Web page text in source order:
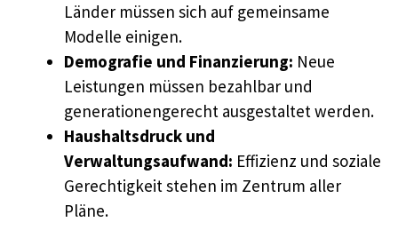
Länder müssen sich auf gemeinsame
Modelle einigen.
Demografie und Finanzierung: Neue
Leistungen müssen bezahlbar und
generationengerecht ausgestaltet werden.
Haushaltsdruck und
Verwaltungsaufwand: Effizienz und soziale
Gerechtigkeit stehen im Zentrum aller
Pläne.